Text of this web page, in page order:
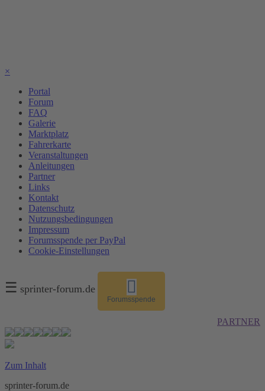
×
Portal
Forum
FAQ
Galerie
Marktplatz
Fahrerkarte
Veranstaltungen
Anleitungen
Partner
Links
Kontakt
Datenschutz
Nutzungsbedingungen
Impressum
Forumsspende per PayPal
Cookie-Einstellungen
☰ sprinter-forum.de
Forumsspende
PARTNER
Zum Inhalt
sprinter-forum.de